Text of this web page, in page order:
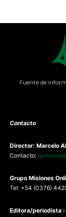
Fuente de
Contacto
Director: Marcelo
Contacto:
Grupo Misiones
Tel: +54 (0376)
Editora/periodista